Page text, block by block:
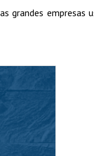
grandes empresas